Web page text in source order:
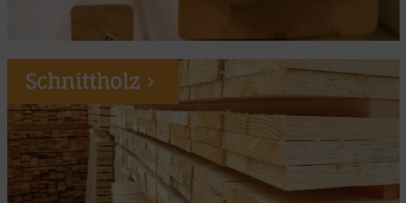
Schnittholz